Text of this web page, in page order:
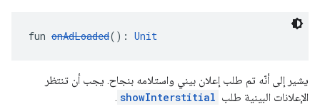
fun onAdLoaded(): Unit
يشير إلى أنّه تم طلب إعلان بيني واستلامه بنجاح. يجب أن تنتظر
الإعلانات البينية طلب showInterstitial
.